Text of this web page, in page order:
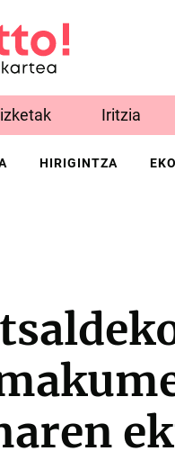
Iritzia
HIRIGINTZA